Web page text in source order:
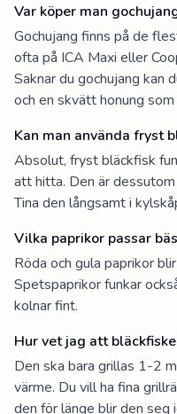
Var köper man
Gochujang finns på de
ofta på ICA Maxi eller
Saknar du gochujang kan
och en skvätt honung
Kan man använda fryst
Absolut, fryst bläckfisk
att hitta. Den är
Tina den långsamt i
Vilka paprikor passar
Röda och gula paprikor
Spetspaprikor funkar
kolnar fint.
Hur vet jag att
Den ska bara grillas 1-2
värme. Du vill ha fina
den för länge blir den seg